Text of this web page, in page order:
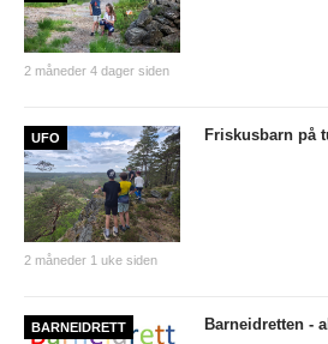
Tiomila "Hall of Fame"
Statistikk Jukola
VM Historikk
EM Historikk
Hovedløps-historikk
2 måneder 4 dager siden
UFO
2 måneder 1 uke siden
Friskusbarn på
BARNEIDRETT Barneidretten -